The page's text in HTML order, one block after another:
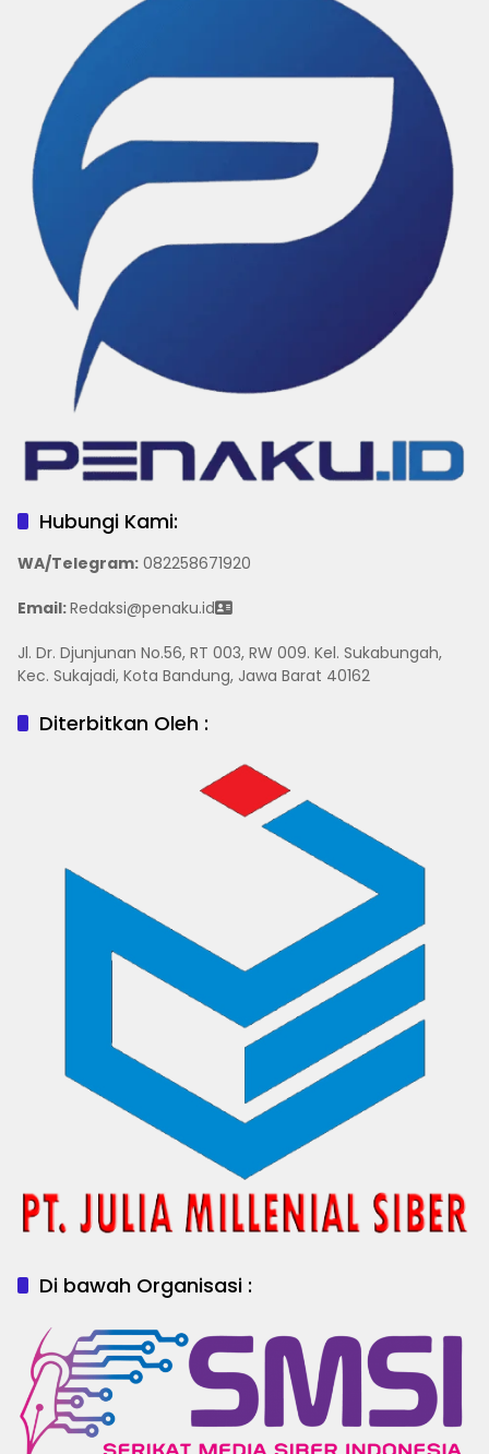
Hubungi Kami:
WA/Telegram: 082258671920
Email:Redaksi@penaku.id
Jl. Dr. Djunjunan No.56, RT 003, RW 009. Kel. Sukabungah,
Kec. Sukajadi, Kota Bandung, Jawa Barat 40162
Diterbitkan Oleh :
Di bawah Organisasi :